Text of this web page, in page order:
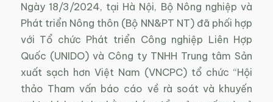
Ngày 18/3/2024, tại Hà Nội, Bộ Nông nghiệp và
Phát triển Nông thôn (Bộ NN&PT NT) đã phối hợp
với Tổ chức Phát triển Công nghiệp Liên Hợp
Quốc (UNIDO) và Công ty TNHH Trung tâm Sản
xuất sạch hơn Việt Nam (VNCPC) tổ chức “Hội
thảo Tham vấn báo cáo về rà soát và khuyến